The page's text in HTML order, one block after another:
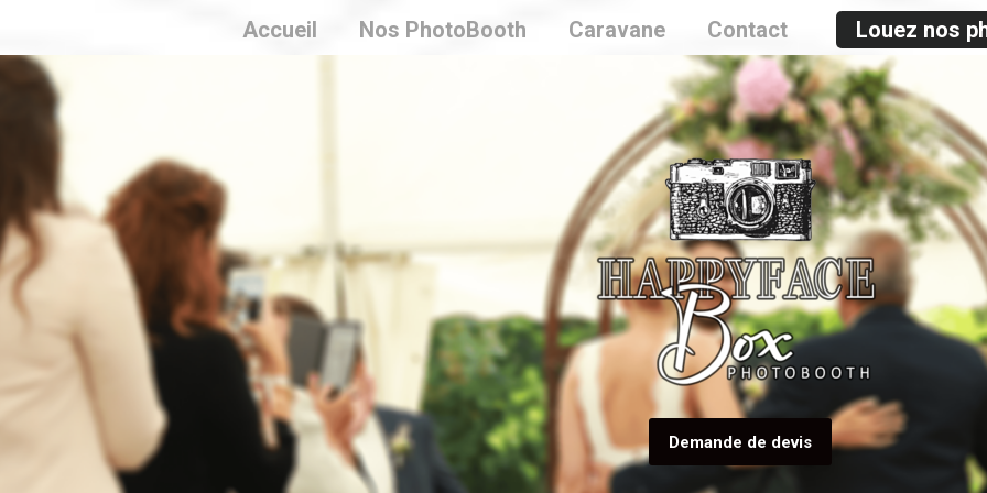
Accueil Nos PhotoBooth Caravane Contact Louez nos
Demande de devis